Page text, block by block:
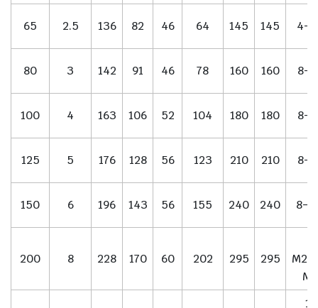
65 2.5 136 82 46 64 145 145 4-
80 3 142 91 46 78 160 160 8-
100 4 163 106 52 104 180 180 8-
125 5 176 128 56 123 210 210 8-
150 6 196 143 56 155 240 240 8-
200 8 228 170 60 202 295 295